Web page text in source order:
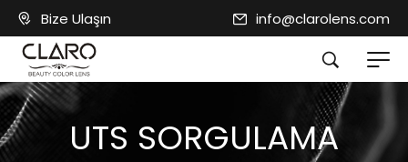
Bize Ulaşın info@clarolens.com
UTS SORGULAMA